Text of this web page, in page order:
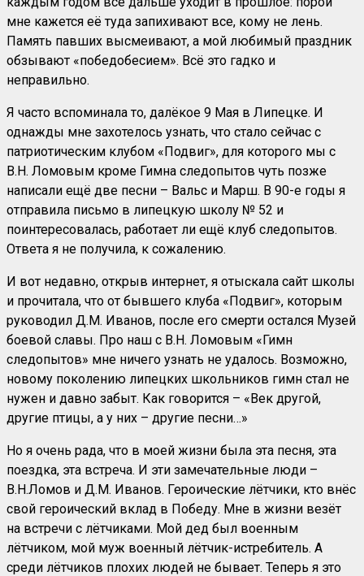
мне кажется её туда запихивают все, кому не лень.
Память павших высмеивают, а мой любимый праздник
обзывают «победобесием». Всё это гадко и
неправильно.
Я часто вспоминала то, далёкое 9 Мая в Липецке. И
однажды мне захотелось узнать, что стало сейчас с
патриотическим клубом «Подвиг», для которого мы с
В.Н. Ломовым кроме Гимна следопытов чуть позже
написали ещё две песни – Вальс и Марш. В 90-е годы я
отправила письмо в липецкую школу № 52 и
поинтересовалась, работает ли ещё клуб следопытов.
Ответа я не получила, к сожалению.
И вот недавно, открыв интернет, я отыскала сайт школы
и прочитала, что от бывшего клуба «Подвиг», которым
руководил Д.М. Иванов, после его смерти остался Музей
боевой славы. Про наш с В.Н. Ломовым «Гимн
следопытов» мне ничего узнать не удалось. Возможно,
новому поколению липецких школьников гимн стал не
нужен и давно забыт. Как говорится – «Век другой,
другие птицы, а у них – другие песни…»
Но я очень рада, что в моей жизни была эта песня, эта
поездка, эта встреча. И эти замечательные люди –
В.Н.Ломов и Д.М. Иванов. Героические лётчики, кто внёс
свой героический вклад в Победу. Мне в жизни везёт
на встречи с лётчиками. Мой дед был военным
лётчиком, мой муж военный лётчик-истребитель. А
среди лётчиков плохих людей не бывает. Теперь я это